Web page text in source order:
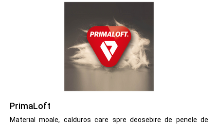
PrimaLoft
Material moale, calduros care spre deosebire de penele de